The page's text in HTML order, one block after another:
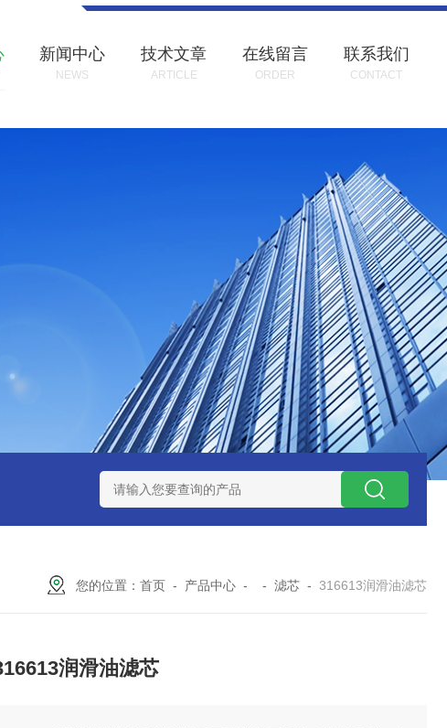
新闻中心
NEWS
技术文章
ARTICLE
在线留言
ORDER
联系我们
CONTACT
300373润滑油滤芯 300373英德诺曼液压油滤芯
您的位置： 首页 - 产品中心 - - 滤芯 - 316613润滑油滤芯
润滑油滤芯